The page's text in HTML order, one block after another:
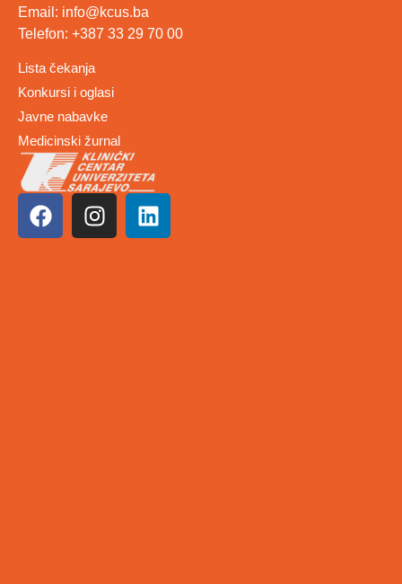
Email: info@kcus.ba
Telefon: +387 33 29 70 00
Lista čekanja
Konkursi i oglasi
Javne nabavke
Medicinski žurnal